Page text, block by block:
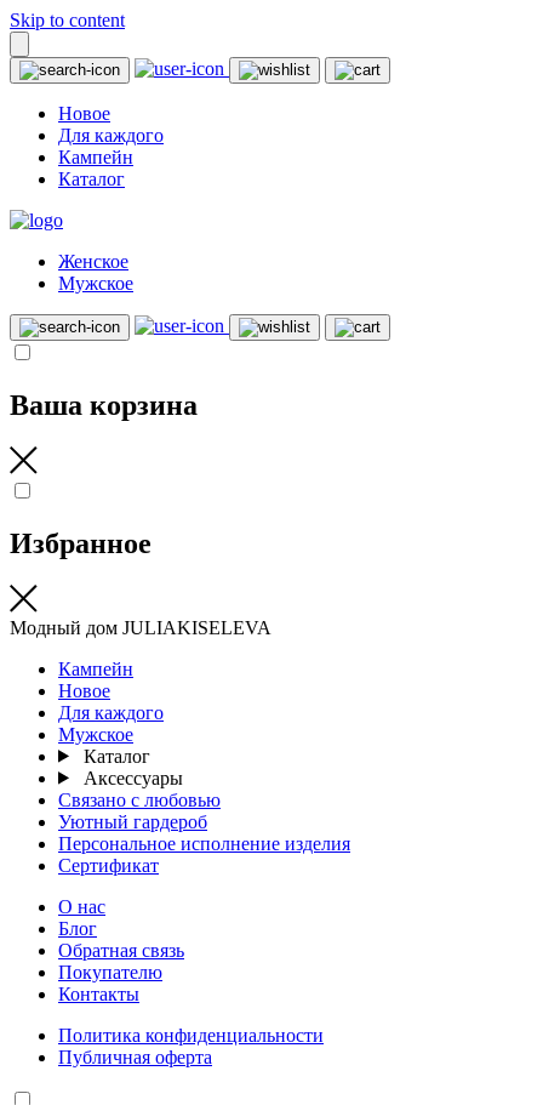
Skip to content
Новое
Для каждого
Кампейн
Каталог
Женское
Мужское
Ваша корзина
Избранное
Модный дом JULIAKISELEVA
Кампейн
Новое
Для каждого
Мужское
Каталог
Аксессуары
Связано с любовью
Уютный гардероб
Персональное исполнение изделия
Сертификат
О нас
Блог
Обратная связь
Покупателю
Контакты
Политика конфиденциальности
Публичная оферта